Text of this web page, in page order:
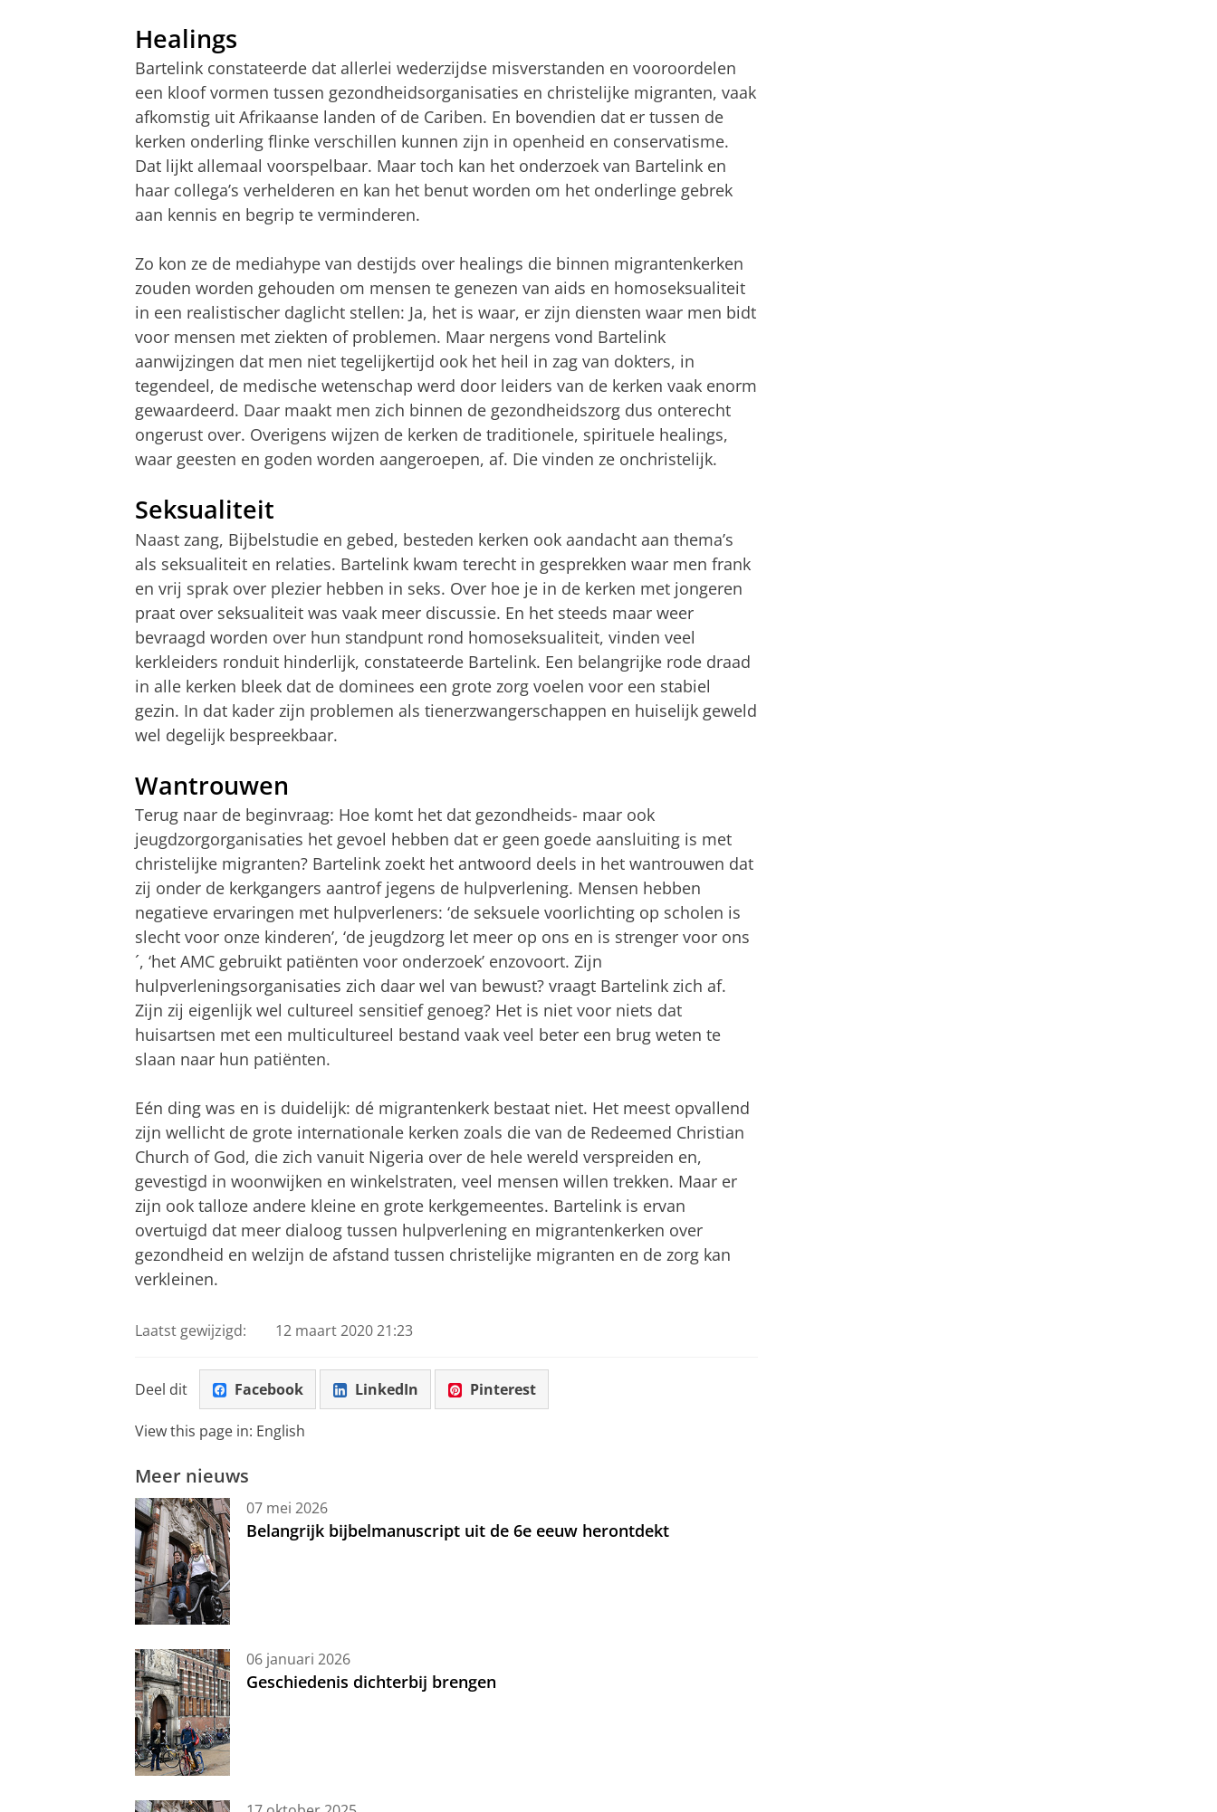
Healings
Bartelink constateerde dat allerlei wederzijdse misverstanden en vooroordelen
een kloof vormen tussen gezondheidsorganisaties en christelijke migranten, vaak
afkomstig uit Afrikaanse landen of de Cariben. En bovendien dat er tussen de
kerken onderling flinke verschillen kunnen zijn in openheid en conservatisme.
Dat lijkt allemaal voorspelbaar. Maar toch kan het onderzoek van Bartelink en
haar collega’s verhelderen en kan het benut worden om het onderlinge gebrek
aan kennis en begrip te verminderen.
Zo kon ze de mediahype van destijds over healings die binnen migrantenkerken
zouden worden gehouden om mensen te genezen van aids en homoseksualiteit
in een realistischer daglicht stellen: Ja, het is waar, er zijn diensten waar men bidt
voor mensen met ziekten of problemen. Maar nergens vond Bartelink
aanwijzingen dat men niet tegelijkertijd ook het heil in zag van dokters, in
tegendeel, de medische wetenschap werd door leiders van de kerken vaak enorm
gewaardeerd. Daar maakt men zich binnen de gezondheidszorg dus onterecht
ongerust over. Overigens wijzen de kerken de traditionele, spirituele healings,
waar geesten en goden worden aangeroepen, af. Die vinden ze onchristelijk.
Seksualiteit
Naast zang, Bijbelstudie en gebed, besteden kerken ook aandacht aan thema’s
als seksualiteit en relaties. Bartelink kwam terecht in gesprekken waar men frank
en vrij sprak over plezier hebben in seks. Over hoe je in de kerken met jongeren
praat over seksualiteit was vaak meer discussie. En het steeds maar weer
bevraagd worden over hun standpunt rond homoseksualiteit, vinden veel
kerkleiders ronduit hinderlijk, constateerde Bartelink. Een belangrijke rode draad
in alle kerken bleek dat de dominees een grote zorg voelen voor een stabiel
gezin. In dat kader zijn problemen als tienerzwangerschappen en huiselijk geweld
wel degelijk bespreekbaar.
Wantrouwen
Terug naar de beginvraag: Hoe komt het dat gezondheids- maar ook
jeugdzorgorganisaties het gevoel hebben dat er geen goede aansluiting is met
christelijke migranten? Bartelink zoekt het antwoord deels in het wantrouwen dat
zij onder de kerkgangers aantrof jegens de hulpverlening. Mensen hebben
negatieve ervaringen met hulpverleners: ‘de seksuele voorlichting op scholen is
slecht voor onze kinderen’, ‘de jeugdzorg let meer op ons en is strenger voor ons
´, ‘het AMC gebruikt patiënten voor onderzoek’ enzovoort. Zijn
hulpverleningsorganisaties zich daar wel van bewust? vraagt Bartelink zich af.
Zijn zij eigenlijk wel cultureel sensitief genoeg? Het is niet voor niets dat
huisartsen met een multicultureel bestand vaak veel beter een brug weten te
slaan naar hun patiënten.
Eén ding was en is duidelijk: dé migrantenkerk bestaat niet. Het meest opvallend
zijn wellicht de grote internationale kerken zoals die van de Redeemed Christian
Church of God, die zich vanuit Nigeria over de hele wereld verspreiden en,
gevestigd in woonwijken en winkelstraten, veel mensen willen trekken. Maar er
zijn ook talloze andere kleine en grote kerkgemeentes. Bartelink is ervan
overtuigd dat meer dialoog tussen hulpverlening en migrantenkerken over
gezondheid en welzijn de afstand tussen christelijke migranten en de zorg kan
verkleinen.
Laatst gewijzigd: 12 maart 2020 21:23
Deel dit Facebook LinkedIn Pinterest
View this page in: English
Meer nieuws
07 mei 2026
Belangrijk bijbelmanuscript uit de 6e eeuw herontdekt
06 januari 2026
Geschiedenis dichterbij brengen